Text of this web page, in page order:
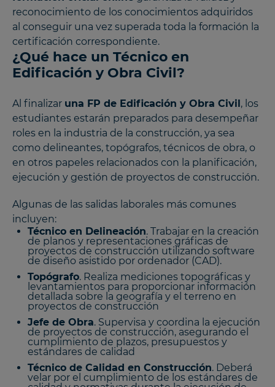
reconocimiento de los conocimientos adquiridos
al conseguir una vez superada toda la formación la
certificación correspondiente.
¿Qué hace un Técnico en
Edificación y Obra Civil?
Al finalizar una FP de Edificación y Obra Civil, los
estudiantes estarán preparados para desempeñar
roles en la industria de la construcción, ya sea
como delineantes, topógrafos, técnicos de obra, o
en otros papeles relacionados con la planificación,
ejecución y gestión de proyectos de construcción.
Algunas de las salidas laborales más comunes
incluyen:
Técnico en Delineación. Trabajar en la creación
de planos y representaciones gráficas de
proyectos de construcción utilizando software
de diseño asistido por ordenador (CAD).
Topógrafo. Realiza mediciones topográficas y
levantamientos para proporcionar información
detallada sobre la geografía y el terreno en
proyectos de construcción
Jefe de Obra. Supervisa y coordina la ejecución
de proyectos de construcción, asegurando el
cumplimiento de plazos, presupuestos y
estándares de calidad
Técnico de Calidad en Construcción. Deberá
velar por el cumplimiento de los estándares de